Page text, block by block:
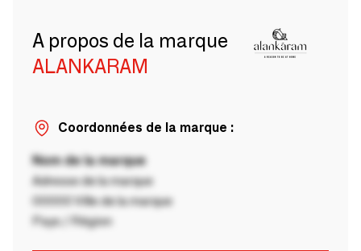
A propos de la marque
ALANKARAM
Coordonnées de la marque :
Nom de la marque
Adresse de la marque
00000 Ville de la marque
Pays / Région